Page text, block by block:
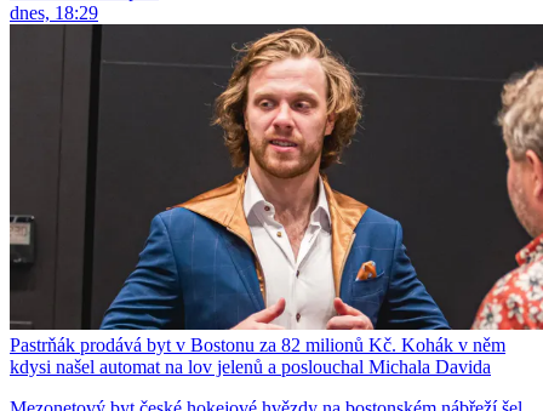
dnes, 18:29
Pastrňák prodává byt v Bostonu za 82 milionů Kč. Kohák v něm
kdysi našel automat na lov jelenů a poslouchal Michala Davida